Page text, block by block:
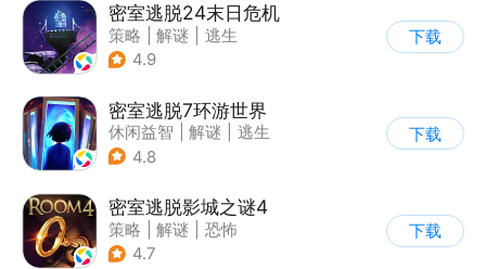
密室逃脱24末日危机
策略 解谜
逃生
| 密室逃脱
4.9
下载
密室逃脱7环游世界
休闲益智 解谜
逃生
| 密室逃脱
4.8
下载
密室逃脱影城之谜4
策略 解谜
恐怖
| 密室逃脱
4.7
下载